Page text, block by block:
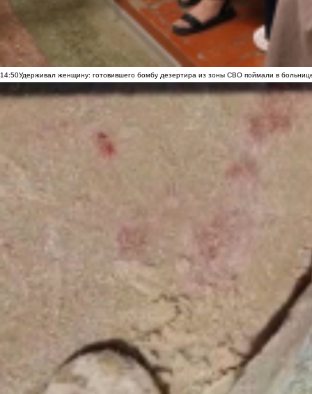
14:50Удерживал женщину: готовившего бомбу дезертира из зоны СВО поймали в